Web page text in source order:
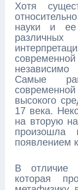
Хотя
науки и ее
независимо
Самые
высокого
17 века.
на вторую
появлением
В отличие
которая